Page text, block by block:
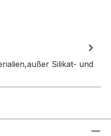
Silikat- und